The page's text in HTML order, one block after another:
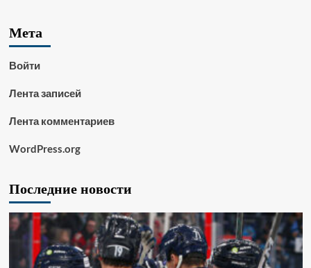
Мета
Войти
Лента записей
Лента комментариев
WordPress.org
Последние новости